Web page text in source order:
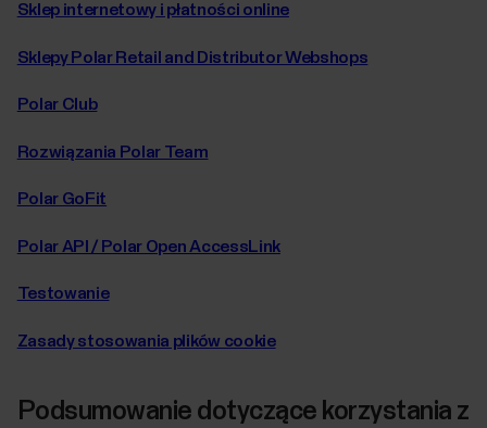
Sklep internetowy i płatności online
Sklepy Polar Retail and Distributor Webshops
Polar Club
Rozwiązania Polar Team
Polar GoFit
Polar API / Polar Open AccessLink
Testowanie
Zasady stosowania plików cookie
Podsumowanie dotyczące korzystania z